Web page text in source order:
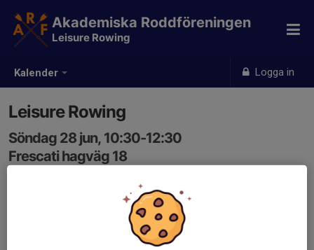
Kalender Logga in
Akademiska Roddföreningen
Leisure Rowing
Leisure Rowing
Söndag 28 jun, 10:30-12:30
Frescati hagväg 18